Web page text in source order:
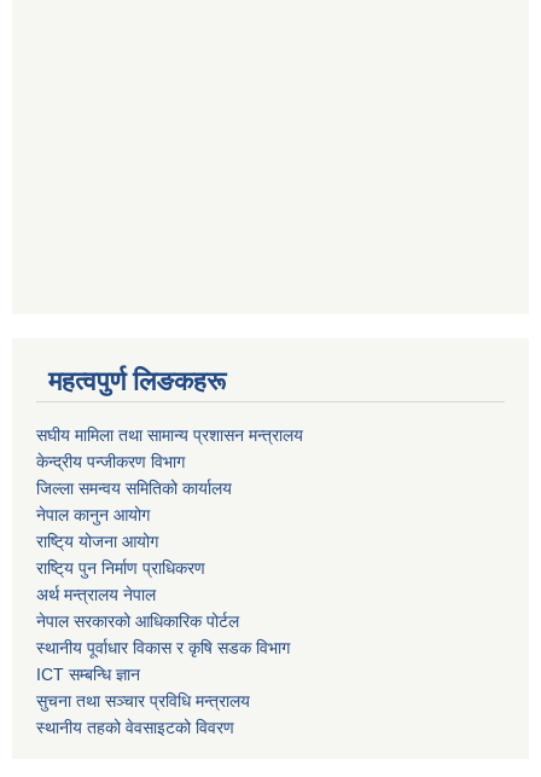
महत्वपुर्ण लिङकहरू
स‌घीय मामिला तथा सामान्य प्रशासन मन्त्रालय
केन्द्रीय पन्जीकरण विभाग
जिल्ला समन्वय समितिको कार्यालय
नेपाल कानुन आयोग
राष्टि्य योजना आयोग
राष्टि्य पुन निर्माण प्राधिकरण
अर्थ मन्त्रालय नेपाल
नेपाल सरकारको आधिकारिक पोर्टल
स्थानीय पूर्वाधार विकास र कृषि सडक विभाग
ICT सम्बन्धि ज्ञान
सुचना तथा सञ्चार प्रविधि मन्त्रालय
स्थानीय तहको वेवसाइटको विवरण